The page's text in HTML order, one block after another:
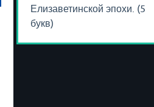
Елизаветинской эпохи. (5
букв)